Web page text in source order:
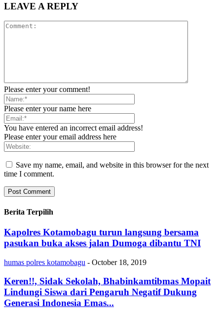
LEAVE A REPLY
Please enter your comment!
Please enter your name here
You have entered an incorrect email address!
Please enter your email address here
Save my name, email, and website in this browser for the next
time I comment.
Berita Terpilih
Kapolres Kotamobagu turun langsung bersama
pasukan buka akses jalan Dumoga dibantu TNI
humas polres kotamobagu - October 18, 2019
Keren!!, Sidak Sekolah, Bhabinkamtibmas Mopait
Lindungi Siswa dari Pengaruh Negatif Dukung
Generasi Indonesia Emas...